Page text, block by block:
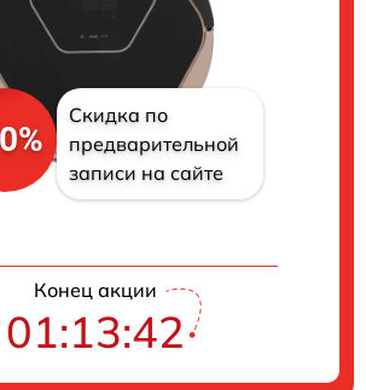
Скидка по
предварительной
записи на сайте
Конец акции
01:13:41